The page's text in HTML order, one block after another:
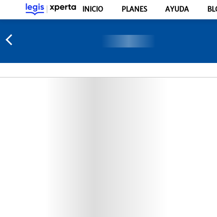
INICIO PLANES AYUDA